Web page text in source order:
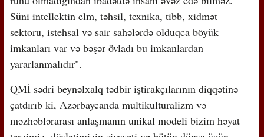
Süni intellektin elm, təhsil, texnika, tibb, xidmət
sektoru, istehsal və sair sahələrdə olduqca böyük
imkanları var və bəşər övladı bu imkanlardan
yararlanmalıdır".
QMİ sədri beynəlxalq tədbir iştirakçılarının diqqətinə
çatdırıb ki, Azərbaycanda multikulturalizm və
məzhəblərarası anlaşmanın unikal modeli bizim həyat